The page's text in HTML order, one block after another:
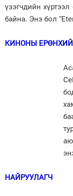
үзэгчдийн
байна. Энэ бол
КИНОНЫ
НАЙРУУЛАГЧ